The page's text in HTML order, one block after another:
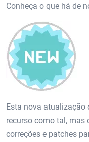
Conheça o que há de
Esta nova atualização
recurso como tal, mas
correções e patches